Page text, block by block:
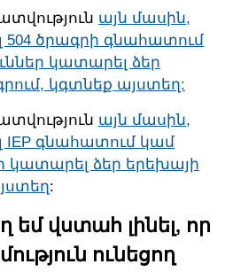
այն մասին,
504 ծրագրի գնահատում
կատարել ձեր
կգտնեք այստեղ:
այն մասին,
IEP գնահատում կամ
կատարել ձեր երեխայի
:
եմ վստահ լինել, որ
ունեցող